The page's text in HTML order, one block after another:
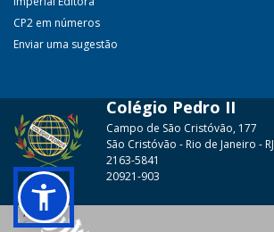
CP2 em números
Enviar uma sugestão
Colégio Pedro II
Campo de São Cristóvão, 177
São Cristóvão - Rio de Janeiro - RJ
2163-5841
20921-903